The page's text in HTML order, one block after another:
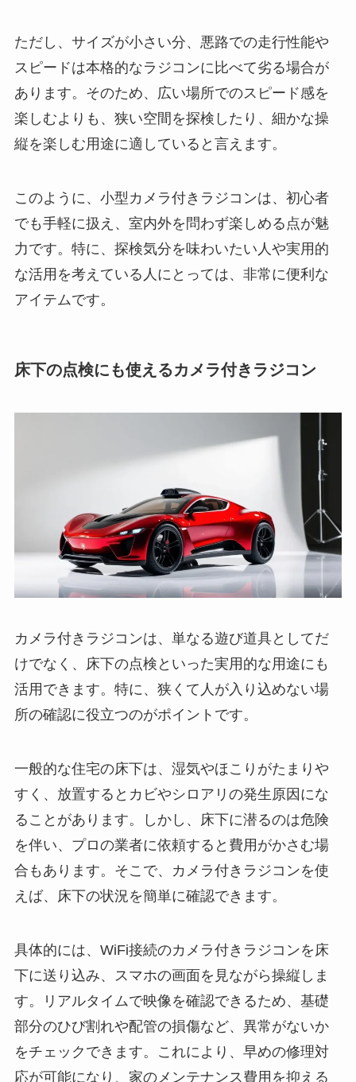
ただし、サイズが小さい分、悪路での走行性能や
スピードは本格的なラジコンに比べて劣る場合が
あります。そのため、広い場所でのスピード感を
楽しむよりも、狭い空間を探検したり、細かな操
縦を楽しむ用途に適していると言えます。
このように、小型カメラ付きラジコンは、初心者
でも手軽に扱え、室内外を問わず楽しめる点が魅
力です。特に、探検気分を味わいたい人や実用的
な活用を考えている人にとっては、非常に便利な
アイテムです。
床下の点検にも使えるカメラ付きラジコン
カメラ付きラジコンは、単なる遊び道具としてだ
けでなく、床下の点検といった実用的な用途にも
活用できます。特に、狭くて人が入り込めない場
所の確認に役立つのがポイントです。
一般的な住宅の床下は、湿気やほこりがたまりや
すく、放置するとカビやシロアリの発生原因にな
ることがあります。しかし、床下に潜るのは危険
を伴い、プロの業者に依頼すると費用がかさむ場
合もあります。そこで、カメラ付きラジコンを使
えば、床下の状況を簡単に確認できます。
具体的には、WiFi接続のカメラ付きラジコンを床
下に送り込み、スマホの画面を見ながら操縦しま
す。リアルタイムで映像を確認できるため、基礎
部分のひび割れや配管の損傷など、異常がないか
をチェックできます。これにより、早めの修理対
応が可能になり、家のメンテナンス費用を抑える